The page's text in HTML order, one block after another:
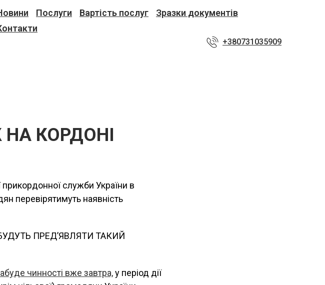
Послуги Вартість послуг
Зразки документів
+380731035909
КОРДОНІ
служби України в
перевірятимуть наявність
ПРЕД’ЯВЛЯТИ ТАКИЙ
чинності вже завтра,у період дії